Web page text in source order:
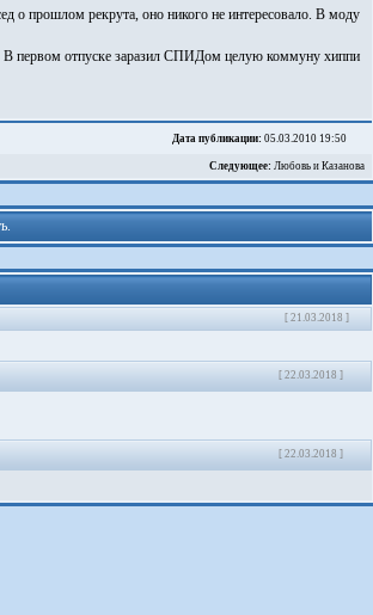
о прошлом рекрута, оно никого не интересовало. В моду
В первом отпуске заразил СПИДом целую коммуну хиппи
Дата публикации: 05.03.2010 19:50
Следующее: Любовь и Казанова
[ 21.03.2018 ]
[ 22.03.2018 ]
[ 22.03.2018 ]